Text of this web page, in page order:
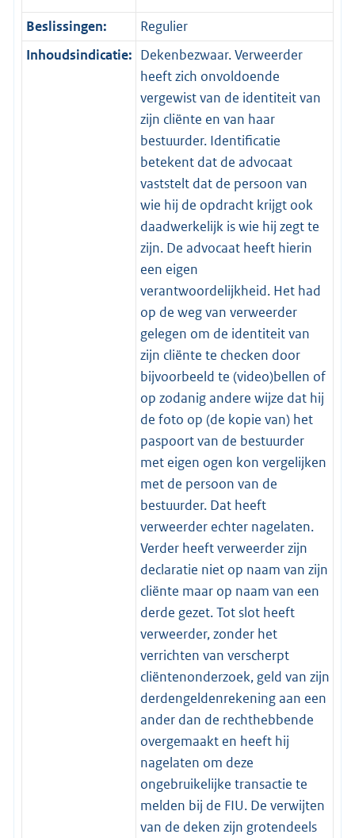
Beslissingen:
Regulier
Inhoudsindicatie: Dekenbezwaar. Verweerder
heeft zich onvoldoende
vergewist van de identiteit van
zijn cliënte en van haar
bestuurder. Identificatie
betekent dat de advocaat
vaststelt dat de persoon van
wie hij de opdracht krijgt ook
daadwerkelijk is wie hij zegt te
zijn. De advocaat heeft hierin
een eigen
verantwoordelijkheid. Het had
op de weg van verweerder
gelegen om de identiteit van
zijn cliënte te checken door
bijvoorbeeld te (video)bellen of
op zodanig andere wijze dat hij
de foto op (de kopie van) het
paspoort van de bestuurder
met eigen ogen kon vergelijken
met de persoon van de
bestuurder. Dat heeft
verweerder echter nagelaten.
Verder heeft verweerder zijn
declaratie niet op naam van zijn
cliënte maar op naam van een
derde gezet. Tot slot heeft
verweerder, zonder het
verrichten van verscherpt
cliëntenonderzoek, geld van zijn
derdengeldenrekening aan een
ander dan de rechthebbende
overgemaakt en heeft hij
nagelaten om deze
ongebruikelijke transactie te
melden bij de FIU. De verwijten
van de deken zijn grotendeels